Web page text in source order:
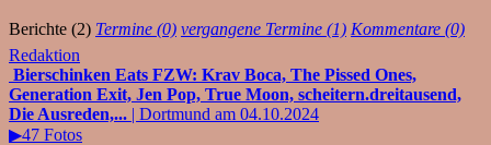
Berichte (2) Termine (0) vergangene Termine (1) Kommentare (0)
Redaktion
Bierschinken Eats FZW: Krav Boca, The Pissed Ones,
Generation Exit, Jen Pop, True Moon, scheitern.dreitausend,
Die Ausreden,... | Dortmund am 04.10.2024
▶47 Fotos